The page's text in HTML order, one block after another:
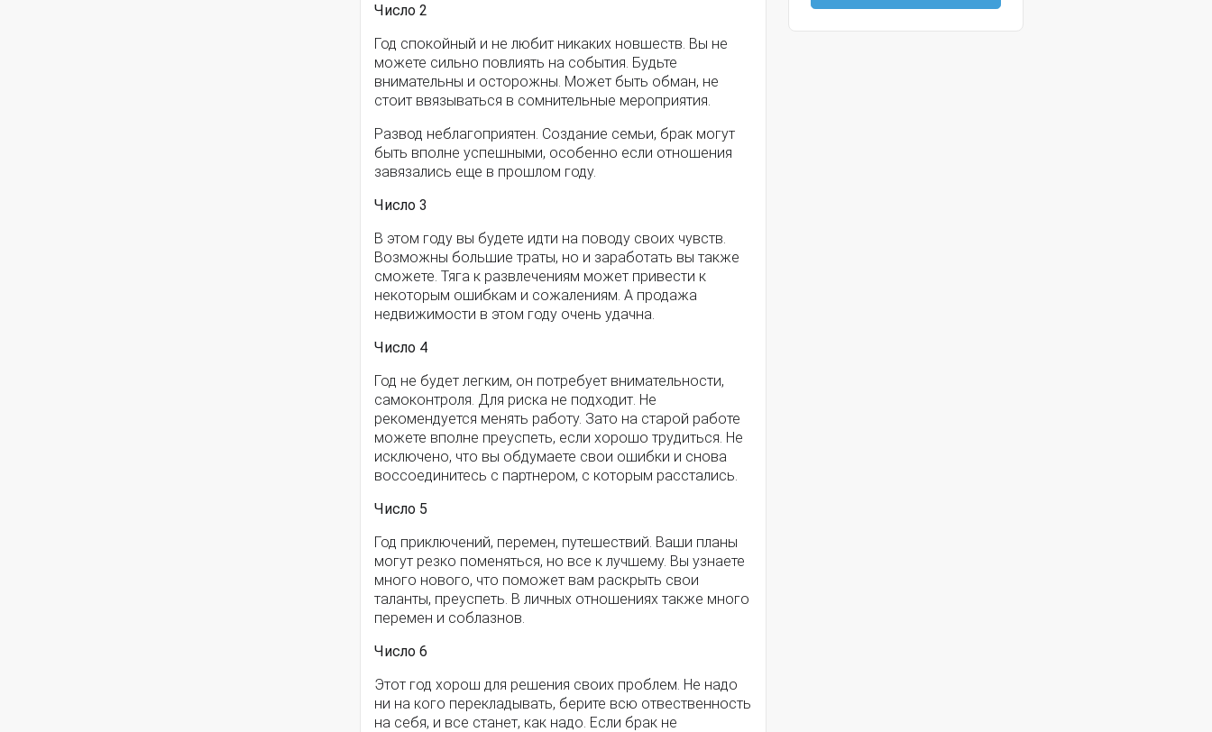
Число 2
Год спокойный и не любит никаких новшеств. Вы не
можете сильно повлиять на события. Будьте
внимательны и осторожны. Может быть обман, не
стоит ввязываться в сомнительные мероприятия.
Развод неблагоприятен. Создание семьи, брак могут
быть вполне успешными, особенно если отношения
завязались еще в прошлом году.
Число 3
В этом году вы будете идти на поводу своих чувств.
Возможны большие траты, но и заработать вы также
сможете. Тяга к развлечениям может привести к
некоторым ошибкам и сожалениям. А продажа
недвижимости в этом году очень удачна.
Число 4
Год не будет легким, он потребует внимательности,
самоконтроля. Для риска не подходит. Не
рекомендуется менять работу. Зато на старой работе
можете вполне преуспеть, если хорошо трудиться. Не
исключено, что вы обдумаете свои ошибки и снова
воссоединитесь с партнером, с которым расстались.
Число 5
Год приключений, перемен, путешествий. Ваши планы
могут резко поменяться, но все к лучшему. Вы узнаете
много нового, что поможет вам раскрыть свои
таланты, преуспеть. В личных отношениях также много
перемен и соблазнов.
Число 6
Этот год хорош для решения своих проблем. Не надо
ни на кого перекладывать, берите всю отвественность
на себя, и все станет, как надо. Если брак не